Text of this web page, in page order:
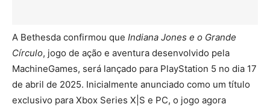
A Bethesda confirmou que Indiana Jones e o Grande
Círculo, jogo de ação e aventura desenvolvido pela
MachineGames, será lançado para PlayStation 5 no dia 17
de abril de 2025. Inicialmente anunciado como um título
exclusivo para Xbox Series X|S e PC, o jogo agora